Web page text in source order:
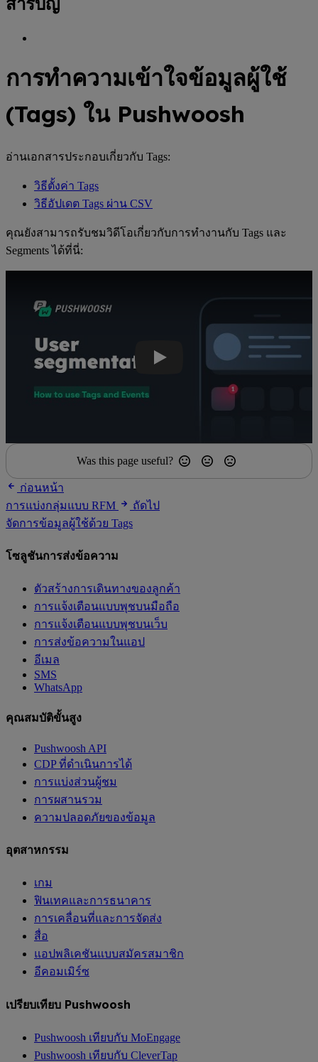
การทำความเข้าใจข้อมูลผู้ใช้
(Tags) ใน Pushwoosh
อ่านเอกสารประกอบเกี่ยวกับ Tags:
วิธีตั้งค่า Tags
วิธีอัปเดต Tags ผ่าน CSV
คุณยังสามารถรับชมวิดีโอเกี่ยวกับการทำงานกับ Tags และ
Segments ได้ที่นี่:
Was this page useful?
ก่อนหน้า
การแบ่งกลุ่มแบบ RFM
ถัดไป
จัดการข้อมูลผู้ใช้ด้วย Tags
โซลูชันการส่งข้อความ
ตัวสร้างการเดินทางของลูกค้า
การแจ้งเตือนแบบพุชบนมือถือ
การแจ้งเตือนแบบพุชบนเว็บ
การส่งข้อความในแอป
อีเมล
SMS
WhatsApp
คุณสมบัติขั้นสูง
Pushwoosh API
CDP ที่ดำเนินการได้
การแบ่งส่วนผู้ชม
การผสานรวม
ความปลอดภัยของข้อมูล
อุตสาหกรรม
เกม
ฟินเทคและการธนาคาร
การเคลื่อนที่และการจัดส่ง
สื่อ
แอปพลิเคชันแบบสมัครสมาชิก
อีคอมเมิร์ซ
เปรียบเทียบ Pushwoosh
Pushwoosh เทียบกับ MoEngage
Pushwoosh เทียบกับ CleverTap